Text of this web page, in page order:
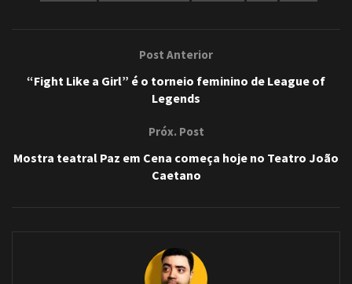
Post Anterior
“Fight Like a Girl” é o torneio feminino de League of
Legends
Próx. Post
Mostra teatral Paz em Cena começa hoje no Teatro João
Caetano